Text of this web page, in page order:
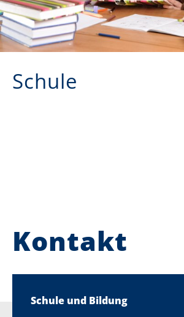
Schule
Kontakt
Schule und Bildung